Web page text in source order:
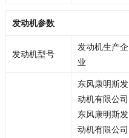
发动机参数
发动机型号
发动机生产企
业
东风康明斯发
动机有限公司
东风康明斯发
动机有限公司